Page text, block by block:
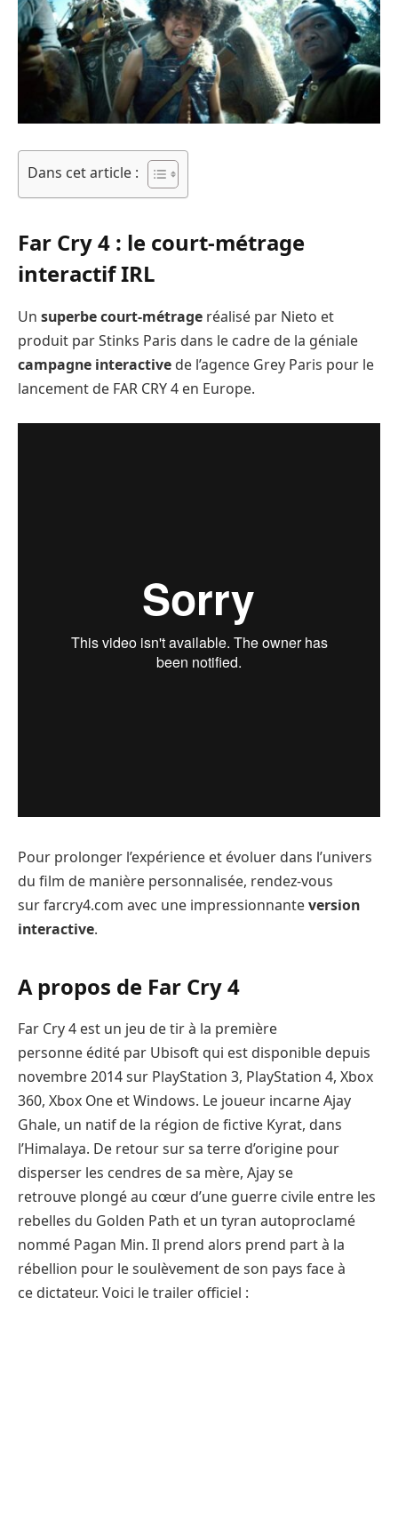
Dans cet article :
Far Cry 4 : le court-métrage
interactif IRL
Un superbe court-métrage réalisé par Nieto et
produit par Stinks Paris dans le cadre de la géniale
campagne interactive de l’agence Grey Paris pour le
lancement de FAR CRY 4 en Europe.
Pour prolonger l’expérience et évoluer dans l’univers
du film de manière personnalisée, rendez-vous
sur farcry4.com avec une impressionnanteversion
interactive.
A propos de Far Cry 4
Far Cry 4 est un jeu de tir à la première
personne édité par Ubisoft qui est disponible depuis
novembre 2014 sur PlayStation 3, PlayStation 4, Xbox
360, Xbox One et Windows. Le joueur incarne Ajay
Ghale, un natif de la région de fictive Kyrat, dans
l’Himalaya. De retour sur sa terre d’origine pour
disperser les cendres de sa mère, Ajay se
retrouve plongé au cœur d’une guerre civile entre les
rebelles du Golden Path et un tyran autoproclamé
nommé Pagan Min. Il prend alors prend part à la
rébellion pour le soulèvement de son pays face à
ce dictateur. Voici le trailer officiel :